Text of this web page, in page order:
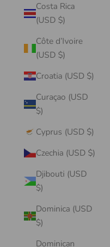
Costa Rica
(USD $)
Côte d’Ivoire
(USD $)
Croatia (USD $)
Curaçao (USD
$)
Cyprus (USD $)
Czechia (USD $)
Djibouti (USD
$)
Dominica (USD
$)
Dominican